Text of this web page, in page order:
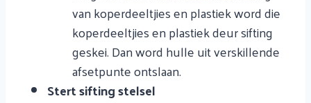
van koperdeeltjies en plastiek word die
koperdeeltjies en plastiek deur sifting
geskei. Dan word hulle uit verskillende
afsetpunte ontslaan.
Stert sifting stelsel